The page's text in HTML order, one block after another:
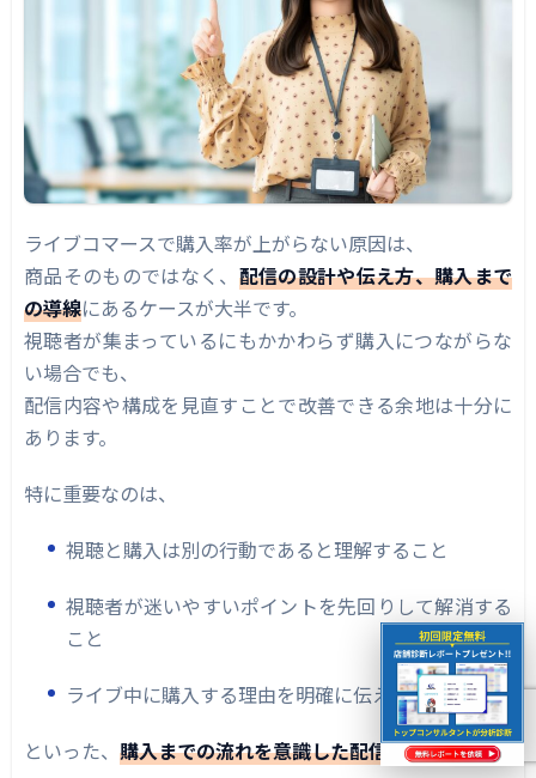
ライブコマースで購入率が上がらない原因は、
商品そのものではなく、 配信の設計や伝え方、購入まで
の導線にあるケースが大半です。
視聴者が集まっているにもかかわらず購入につながらな
い場合でも、
配信内容や構成を見直すことで改善できる余地は十分に
あります。
特に重要なのは、
視聴と購入は別の行動であると理解すること
視聴者が迷いやすいポイントを先回りして解消する
こと
ライブ中に購入する理由を明確に伝えること
といった、 購入までの流れを意識した配信設計です。